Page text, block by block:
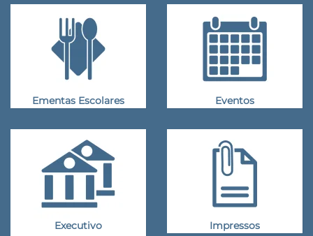
Ementas Escolares Eventos
Executivo Impressos